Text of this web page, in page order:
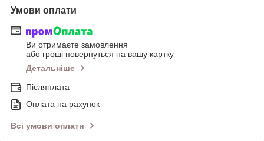
Умови оплати
Ви отримаєте замовлення
або гроші повернуться на вашу картку
Детальніше
Післяплата
Оплата на рахунок
Всі умови оплати